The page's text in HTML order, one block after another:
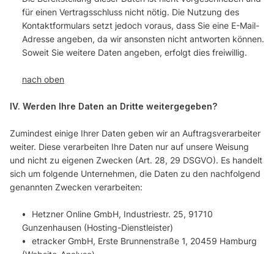
für einen Vertragsschluss nicht nötig. Die Nutzung des
Kontaktformulars setzt jedoch voraus, dass Sie eine E-Mail-
Adresse angeben, da wir ansonsten nicht antworten können.
Soweit Sie weitere Daten angeben, erfolgt dies freiwillig.
nach oben
IV. Werden Ihre Daten an Dritte weitergegeben?
Zumindest einige Ihrer Daten geben wir an Auftragsverarbeiter
weiter. Diese verarbeiten Ihre Daten nur auf unsere Weisung
und nicht zu eigenen Zwecken (Art. 28, 29 DSGVO). Es handelt
sich um folgende Unternehmen, die Daten zu den nachfolgend
genannten Zwecken verarbeiten:
Hetzner Online GmbH, Industriestr. 25, 91710
Gunzenhausen (Hosting-Dienstleister)
etracker GmbH, Erste Brunnenstraße 1, 20459 Hamburg